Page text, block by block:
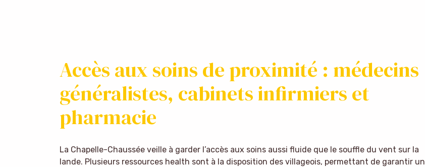
Accès aux soins de proximité : médecins
généralistes, cabinets infirmiers et
pharmacie
La Chapelle-Chaussée veille à garder l’accès aux soins aussi fluide que le souffle du vent sur la
lande. Plusieurs ressources health sont à la disposition des villageois, permettant de garantir un